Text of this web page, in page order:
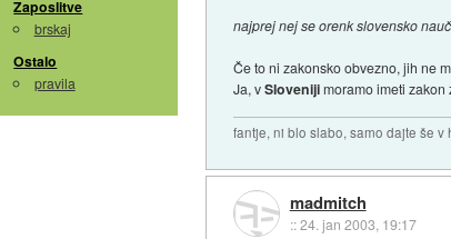
Zaposlitve
brskaj
Ostalo
pravila
najprej nej se orenk slovensko
Če to ni zakonsko obvezno, jih ne
Ja, vSlovenijimoramo imeti
fantje, ni blo slabo, samo dajte še v
madmitch
::24. jan 2003, 19:17